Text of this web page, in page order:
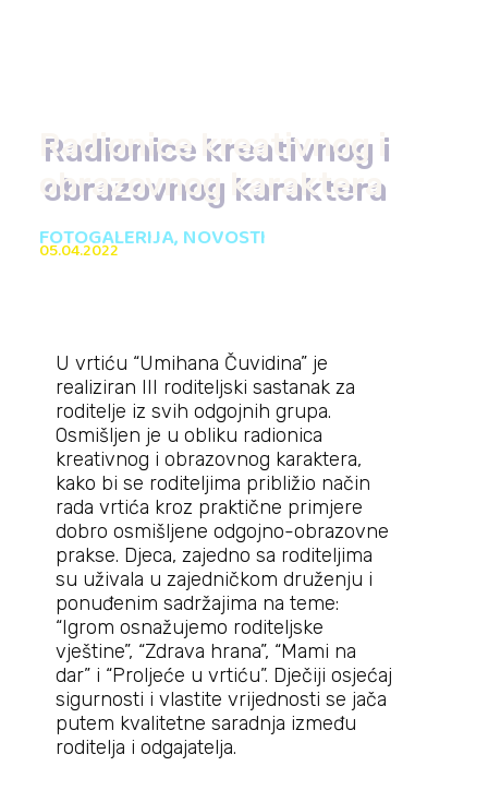
Radionice kreativnog i
obrazovnog karaktera
FOTOGALERIJA,NOVOSTI
05.04.2022
U vrtiću “Umihana Čuvidina” je
realiziran III roditeljski sastanak za
roditelje iz svih odgojnih grupa.
Osmišljen je u obliku radionica
kreativnog i obrazovnog karaktera,
kako bi se roditeljima približio način
rada vrtića kroz praktične primjere
dobro osmišljene odgojno-obrazovne
prakse. Djeca, zajedno sa roditeljima
su uživala u zajedničkom druženju i
ponuđenim sadržajima na teme:
“Igrom osnažujemo roditeljske
vještine”, “Zdrava hrana”, “Mami na
dar” i “Proljeće u vrtiću”. Dječiji osjećaj
sigurnosti i vlastite vrijednosti se jača
putem kvalitetne saradnja između
roditelja i odgajatelja.